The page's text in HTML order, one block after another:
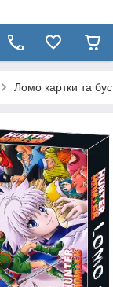
Ломо картки та